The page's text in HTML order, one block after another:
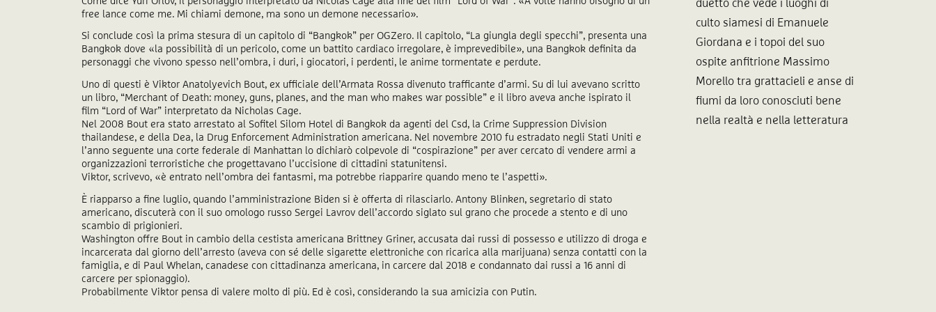
free lance come me. Mi chiami demone, ma sono un demone necessario».
Si conclude così la prima stesura di un capitolo di “Bangkok” per OGZero. Il capitolo, “La giungla degli specchi”, presenta una
Bangkok dove «la possibilità di un pericolo, come un battito cardiaco irregolare, è imprevedibile», una Bangkok definita da
personaggi che vivono spesso nell’ombra, i duri, i giocatori, i perdenti, le anime tormentate e perdute.
Uno di questi è Viktor Anatolyevich Bout, ex ufficiale dell’Armata Rossa divenuto trafficante d’armi. Su di lui avevano scritto
un libro, “Merchant of Death: money, guns, planes, and the man who makes war possible” e il libro aveva anche ispirato il
film “Lord of War” interpretato da Nicholas Cage.
Nel 2008 Bout era stato arrestato al Sofitel Silom Hotel di Bangkok da agenti del Csd, la Crime Suppression Division
thailandese, e della Dea, la Drug Enforcement Administration americana. Nel novembre 2010 fu estradato negli Stati Uniti e
l’anno seguente una corte federale di Manhattan lo dichiarò colpevole di “cospirazione” per aver cercato di vendere armi a
organizzazioni terroristiche che progettavano l’uccisione di cittadini statunitensi.
Viktor, scrivevo, «è entrato nell’ombra dei fantasmi, ma potrebbe riapparire quando meno te l’aspetti».
È riapparso a fine luglio, quando l’amministrazione Biden si è offerta di rilasciarlo. Antony Blinken, segretario di stato
americano, discuterà con il suo omologo russo Sergei Lavrov dell’accordo siglato sul grano che procede a stento e di uno
scambio di prigionieri.
Washington offre Bout in cambio della cestista americana Brittney Griner, accusata dai russi di possesso e utilizzo di droga e
incarcerata dal giorno dell’arresto (aveva con sé delle sigarette elettroniche con ricarica alla marijuana) senza contatti con la
famiglia, e di Paul Whelan, canadese con cittadinanza americana, in carcere dal 2018 e condannato dai russi a 16 anni di
carcere per spionaggio).
Probabilmente Viktor pensa di valere molto di più. Ed è così, considerando la sua amicizia con Putin.
duetto che vede i luoghi di
culto siamesi di Emanuele
Giordana e i topoi del suo
ospite anfitrione Massimo
Morello tra grattacieli e anse di
fiumi da loro conosciuti bene
nella realtà e nella letteratura